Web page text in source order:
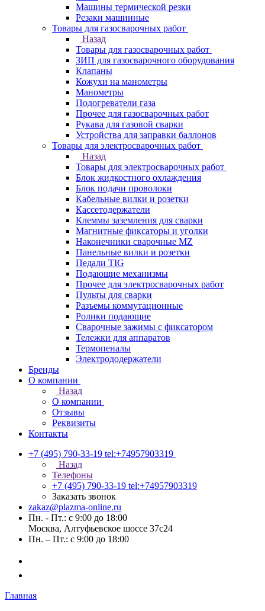
Машины термической резки
Резаки машинные
Товары для газосварочных работ
Назад
Товары для газосварочных работ
ЗИП для газосварочного оборудования
Клапаны
Кожухи на манометры
Манометры
Подогреватели газа
Прочее для газосварочных работ
Рукава для газовой сварки
Устройства для заправки баллонов
Товары для электросварочных работ
Назад
Товары для электросварочных работ
Блок жидкостного охлаждения
Блок подачи проволоки
Кабельные вилки и розетки
Кассетодержатели
Клеммы заземления для сварки
Магнитные фиксаторы и уголки
Наконечники сварочные MZ
Панельные вилки и розетки
Педали TIG
Подающие механизмы
Прочее для электросварочных работ
Пульты для сварки
Разъемы коммутационные
Ролики подающие
Сварочные зажимы с фиксатором
Тележки для аппаратов
Термопеналы
Электрододержатели
Бренды
О компании
Назад
О компании
Отзывы
Реквизиты
Контакты
+7 (495) 790-33-19 tel:+74957903319
Назад
Телефоны
+7 (495) 790-33-19 tel:+74957903319
Заказать звонок
zakaz@plazma-online.ru
Пн. - Пт.: с 9:00 до 18:00
Москва, Алтуфьевское шоссе 37с24
Пн. – Пт.: с 9:00 до 18:00
Главная